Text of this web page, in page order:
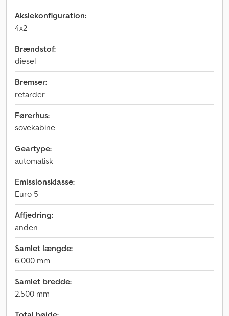
Akslekonfiguration:
4x2
Brændstof:
diesel
Bremser:
retarder
Førerhus:
sovekabine
Geartype:
automatisk
Emissionsklasse:
Euro 5
Affjedring:
anden
Samlet længde:
6.000 mm
Samlet bredde:
2.500 mm